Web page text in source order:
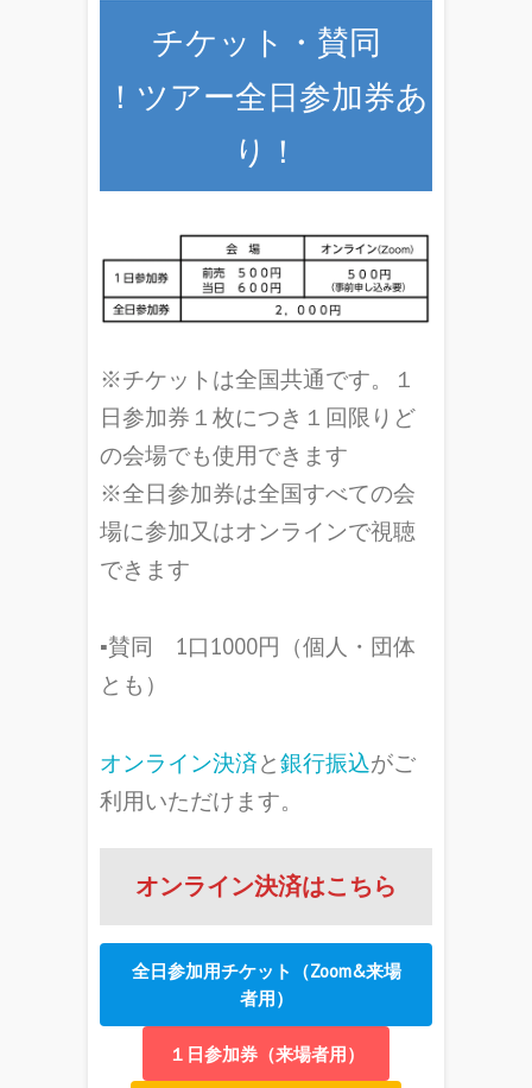
チケット・賛同
！ツアー全日参加券あ
り！
※チケットは全国共通です。１
日参加券１枚につき１回限りど
の会場でも使用できます
※全日参加券は全国すべての会
場に参加又はオンラインで視聴
できます
▪賛同 1口1000円（個人・団体
とも）
オンライン決済と銀行振込がご
利用いただけます。
オンライン決済はこちら
全日参加用チケット（Zoom&来場
者用）
１日参加券（来場者用）